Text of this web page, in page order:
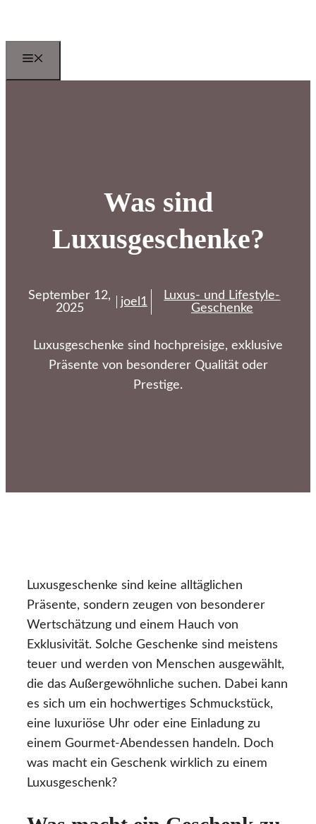
springen
Was sind
Luxusgeschenke?
September 12,
2025
joel1
Luxus- und Lifestyle-
Geschenke
Luxusgeschenke sind hochpreisige, exklusive
Präsente von besonderer Qualität oder
Prestige.
Luxusgeschenke sind keine alltäglichen
Präsente, sondern zeugen von besonderer
Wertschätzung und einem Hauch von
Exklusivität. Solche Geschenke sind meistens
teuer und werden von Menschen ausgewählt,
die das Außergewöhnliche suchen. Dabei kann
es sich um ein hochwertiges Schmuckstück,
eine luxuriöse Uhr oder eine Einladung zu
einem Gourmet-Abendessen handeln. Doch
was macht ein Geschenk wirklich zu einem
Luxusgeschenk?